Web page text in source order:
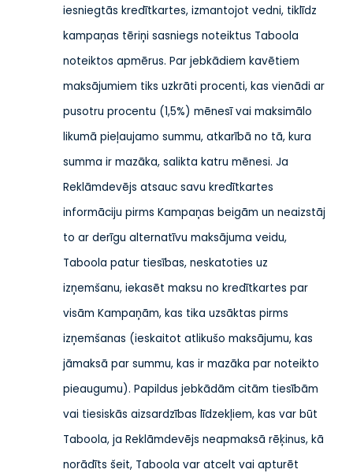
iesniegtās kredītkartes, izmantojot vedni, tiklīdz
kampaņas tēriņi sasniegs noteiktus Taboola
noteiktos apmērus. Par jebkādiem kavētiem
maksājumiem tiks uzkrāti procenti, kas vienādi ar
pusotru procentu (1,5%) mēnesī vai maksimālo
likumā pieļaujamo summu, atkarībā no tā, kura
summa ir mazāka, salikta katru mēnesi. Ja
Reklāmdevējs atsauc savu kredītkartes
informāciju pirms Kampaņas beigām un neaizstāj
to ar derīgu alternatīvu maksājuma veidu,
Taboola patur tiesības, neskatoties uz
izņemšanu, iekasēt maksu no kredītkartes par
visām Kampaņām, kas tika uzsāktas pirms
izņemšanas (ieskaitot atlikušo maksājumu, kas
jāmaksā par summu, kas ir mazāka par noteikto
pieaugumu). Papildus jebkādām citām tiesībām
vai tiesiskās aizsardzības līdzekļiem, kas var būt
Taboola, ja Reklāmdevējs neapmaksā rēķinus, kā
norādīts šeit, Taboola var atcelt vai apturēt